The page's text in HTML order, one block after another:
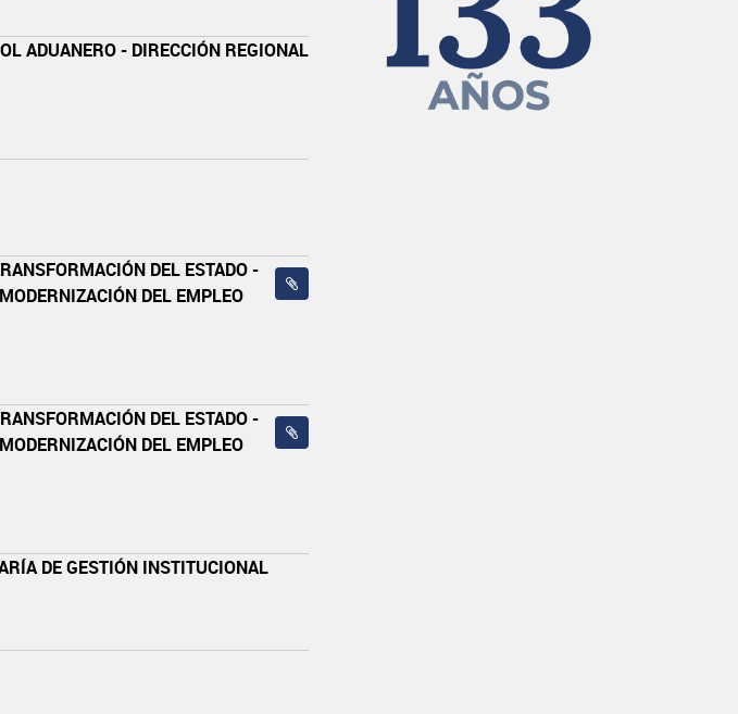
ADUANERO - DIRECCIÓN REGIONAL
DEL ESTADO -
DEL EMPLEO
DEL ESTADO -
DEL EMPLEO
DE GESTIÓN INSTITUCIONAL